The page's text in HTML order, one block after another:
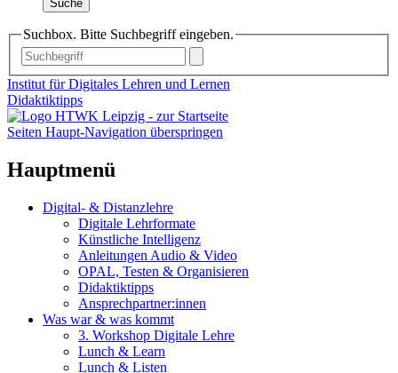
Suche
Suchbox. Bitte Suchbegriff eingeben.
Institut für Digitales Lehren und Lernen
Didaktiktipps
Seiten Haupt-Navigation überspringen
Hauptmenü
Digital- & Distanzlehre
Digitale Lehrformate
Künstliche Intelligenz
Anleitungen Audio & Video
OPAL, Testen & Organisieren
Didaktiktipps
Ansprechpartner:innen
Was war & was kommt
3. Workshop Digitale Lehre
Lunch & Learn
Lunch & Listen